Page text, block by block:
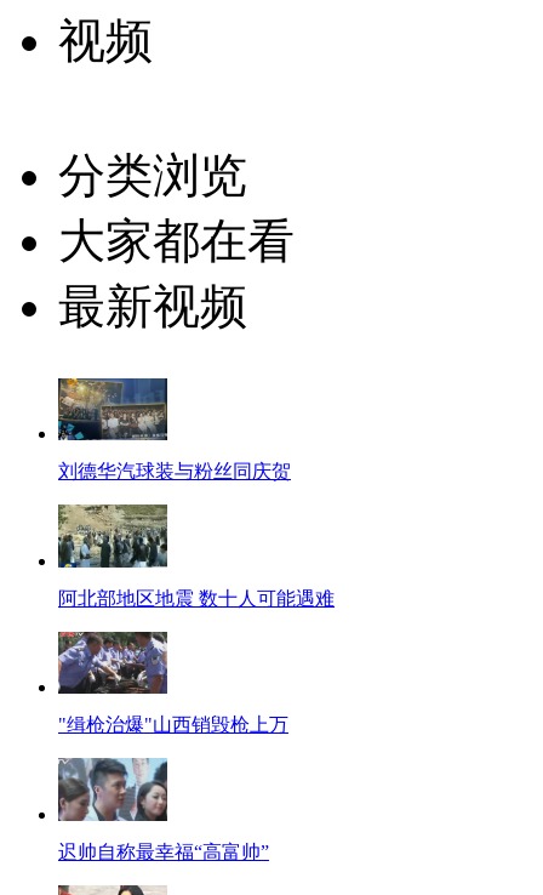
视频
分类浏览
大家都在看
最新视频
刘德华汽球装与粉丝同庆贺
阿北部地区地震 数十人可能遇难
"缉枪治爆"山西销毁枪上万
迟帅自称最幸福“高富帅”